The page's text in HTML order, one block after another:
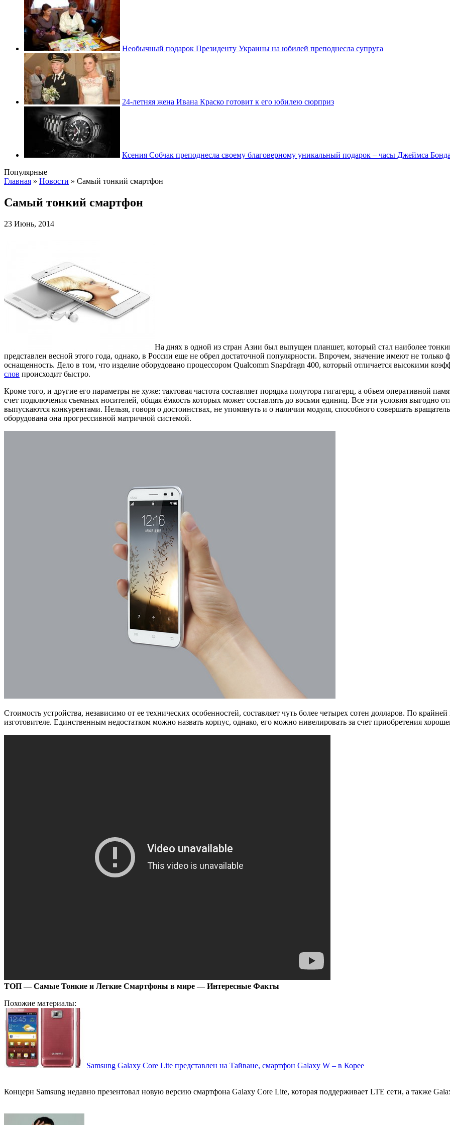
Необычный подарок Президенту Украины на юбилей преподнесла супруга
24-летняя жена Ивана Краско готовит к его юбилею сюрприз
Ксения Собчак преподнесла своему благоверному уникальный подарок – часы Джеймса
Популярные
Главная » Новости » Самый тонкий смартфон
Самый тонкий смартфон
23 Июнь, 2014
На днях в одной из стран Азии был выпущен планшет, который стал наиболее
представлен весной этого года, однако, в России еще не обрел достаточной популярности. Впрочем, значение имеют не только
оснащенность. Дело в том, что изделие оборудовано процессором Qualcomm Snapdragn 400, который отличается высокими
слов происходит быстро.
Кроме того, и другие его параметры не хуже: тактовая частота составляет порядка полутора гигагерц, а объем оперативной
счет подключения съемных носителей, общая ёмкость которых может составлять до восьми единиц. Все эти условия выгодно
выпускаются конкурентами. Нельзя, говоря о достоинствах, не упомянуть и о наличии модуля, способного совершать
оборудована она прогрессивной матричной системой.
Стоимость устройства, независимо от ее технических особенностей, составляет чуть более четырех сотен долларов. По
изготовителе. Единственным недостатком можно назвать корпус, однако, его можно нивелировать за счет приобретения
ТОП — Самые Тонкие и Легкие Смартфоны в мире — Интересные Факты
Похожие материалы:
Samsung Galaxy Core Lite представлен на Тайване, смартфон Galaxy W – в Корее
Концерн Samsung недавно презентовал новую версию смартфона Galaxy Core Lite, которая поддерживает LTE сети, а также